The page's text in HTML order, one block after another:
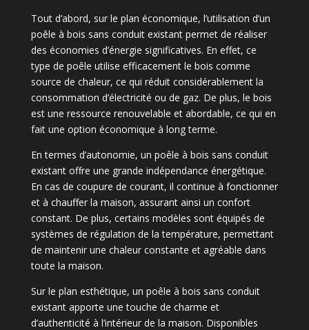
Tout d’abord, sur le plan économique, l’utilisation d’un
poêle à bois sans conduit existant permet de réaliser
des économies d’énergie significatives. En effet, ce
type de poêle utilise efficacement le bois comme
source de chaleur, ce qui réduit considérablement la
consommation d’électricité ou de gaz. De plus, le bois
est une ressource renouvelable et abordable, ce qui en
fait une option économique à long terme.
En termes d’autonomie, un poêle à bois sans conduit
existant offre une grande indépendance énergétique.
En cas de coupure de courant, il continue à fonctionner
et à chauffer la maison, assurant ainsi un confort
constant. De plus, certains modèles sont équipés de
systèmes de régulation de la température, permettant
de maintenir une chaleur constante et agréable dans
toute la maison.
Sur le plan esthétique, un poêle à bois sans conduit
existant apporte une touche de charme et
d’authenticité à l’intérieur de la maison. Disponibles